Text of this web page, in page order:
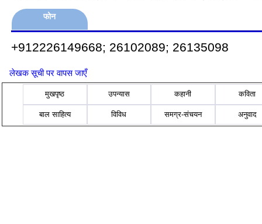
फोन
+912226149668; 26102089; 26135098
लेखक सूची पर वापस जाएँ
मुखपृष्ठ उपन्यास कहानी कविता
बाल साहित्य विविध समग्र-संचयन अनुवाद